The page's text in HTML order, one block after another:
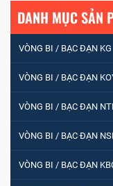
DANH MỤC SẢN
VÒNG BI / BẠC ĐẠN KG
VÒNG BI / BẠC ĐẠN
VÒNG BI / BẠC ĐẠN
VÒNG BI / BẠC ĐẠN
VÒNG BI / BẠC ĐẠN